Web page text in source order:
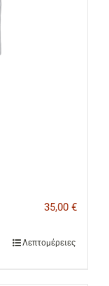
35,00 €
Λεπτομέρειες